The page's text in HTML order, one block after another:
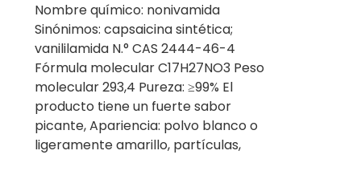
Nombre químico: nonivamida
Sinónimos: capsaicina sintética;
vanililamida N.° CAS 2444-46-4
Fórmula molecular C17H27NO3 Peso
molecular 293,4 Pureza: ≥99% El
producto tiene un fuerte sabor
picante, Apariencia: polvo blanco o
ligeramente amarillo, partículas,